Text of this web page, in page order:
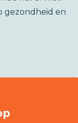
gezondheid en